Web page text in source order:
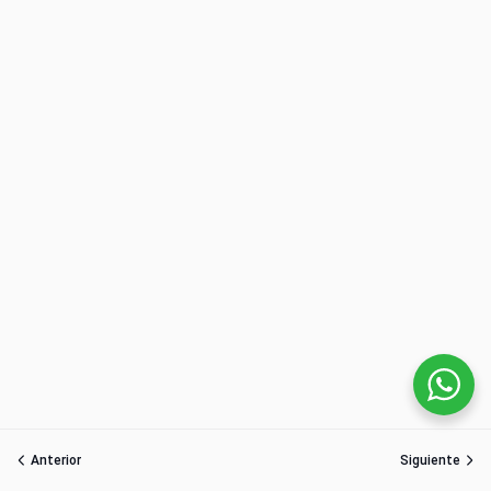
Anterior Siguiente